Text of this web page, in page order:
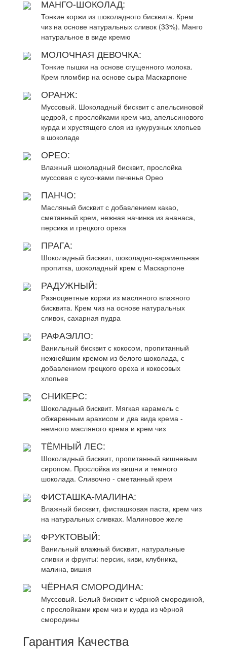
МАНГО-ШОКОЛАД:
Тонкие коржи из шоколадного бисквита. Крем
чиз на основе натуральных сливок (33%). Манго
натуральное в виде кремю
МОЛОЧНАЯ ДЕВОЧКА:
Тонкие пышки на основе сгущенного молока.
Крем пломбир на основе сыра Маскарпоне
ОРАНЖ:
Муссовый. Шоколадный бисквит с апельсиновой
цедрой, с прослойками крем чиз, апельсинового
курда и хрустящего слоя из кукурузных хлопьев
в шоколаде
ОРЕО:
Влажный шоколадный бисквит, прослойка
муссовая с кусочками печенья Орео
ПАНЧО:
Масляный бисквит с добавлением какао,
сметанный крем, нежная начинка из ананаса,
персика и грецкого ореха
ПРАГА:
Шоколадный бисквит, шоколадно-карамельная
пропитка, шоколадный крем с Маскарпоне
РАДУЖНЫЙ:
Разноцветные коржи из масляного влажного
бисквита. Крем чиз на основе натуральных
сливок, сахарная пудра
РАФАЭЛЛО:
Ванильный бисквит с кокосом, пропитанный
нежнейшим кремом из белого шоколада, с
добавлением грецкого ореха и кокосовых
хлопьев
СНИКЕРС:
Шоколадный бисквит. Мягкая карамель с
обжаренным арахисом и два вида крема -
немного масляного крема и крем чиз
ТЁМНЫЙ ЛЕС:
Шоколадный бисквит, пропитанный вишневым
сиропом. Прослойка из вишни и темного
шоколада. Сливочно - сметанный крем
ФИСТАШКА-МАЛИНА:
Влажный бисквит, фисташковая паста, крем чиз
на натуральных сливках. Малиновое желе
ФРУКТОВЫЙ:
Ванильный влажный бисквит, натуральные
сливки и фрукты: персик, киви, клубника,
малина, вишня
ЧЁРНАЯ СМОРОДИНА:
Муссовый. Белый бисквит с чёрной смородиной,
с прослойками крем чиз и курда из чёрной
смородины
Гарантия Качества